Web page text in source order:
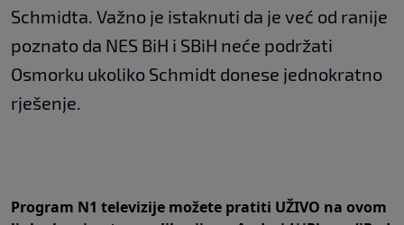
Schmidta. Važno je istaknuti da je već od ranije
poznato da NES BiH i SBiH neće podržati
Osmorku ukoliko Schmidt donese jednokratno
rješenje.
Program N1 televizije možete pratiti UŽIVO na ovom